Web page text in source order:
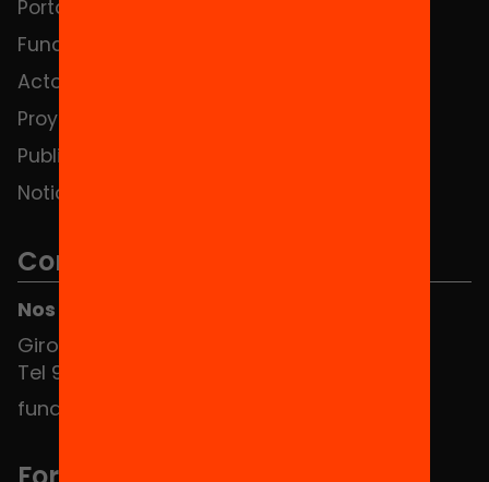
Portada
Fundación
Actos
Proyectos
Publicaciones y vídeos
Noticias
Contacto
Nos puedes encontrar en el HUB Social
Girona 34, interior 08010 Barcelona
Tel 934 588 700
fundacio@equitat.org